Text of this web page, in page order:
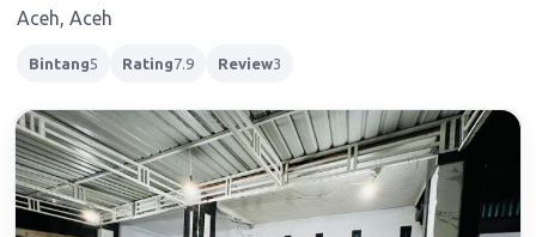
Aceh, Aceh
Bintang5 Rating7.9 Review3